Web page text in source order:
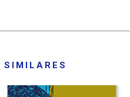
SIMILARES